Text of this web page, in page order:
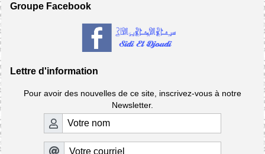
Groupe Facebook
Lettre d'information
Pour avoir des nouvelles de ce site, inscrivez-vous à notre
Newsletter.